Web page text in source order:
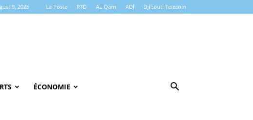
9, 2026 La Poste RTD AL Qarn ADI Djibouti Telecom
ÉCONOMIE